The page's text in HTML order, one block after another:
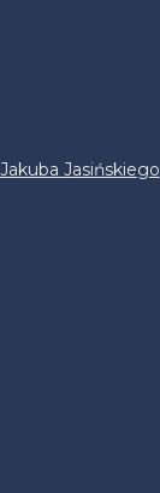
Jasińskiego